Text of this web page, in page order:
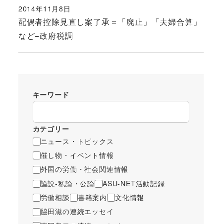
配偶者控除見直し案了承＝「廃止」「夫婦合算」
など−政府税調
投稿日
2014年11月8日
キーワード
カテゴリー
ニュース・トピックス
催し物・イベント情報
外国の労働・社会関連情報
論説-私論・公論
ASU-NET活動記録
労働相談
書籍案内
文化情報
脇田滋の連続エッセイ